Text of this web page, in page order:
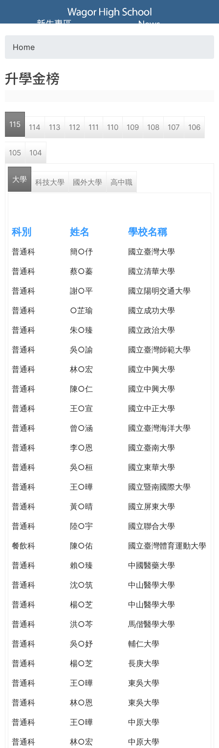
Jump to navigation
葳
格
高
中
學
格。
民。
TODAY
WORLD
TOMORROW
YOU
THE
PATH
GLOBAL
o
u
a
r
e
e
r
e
Home
升學金榜
115 114 113 112 111 110 109 108 107 106
105 104
大學 科技大學 國外大學 高中職
科別 姓名 學校名稱
普通科 簡○伃
國立臺灣大學
普通科
蔡○蓁
國立清華大學
普通科
謝○平
國立陽明交通大學
普通科
○芷瑜
國立成功大學
普通科
朱○臻
國立政治大學
普通科
吳○諭
國立臺灣師範大學
普通科
林○宏
國立中興大學
普通科
陳○仁
國立中興大學
普通科
王○宣
國立中正大學
普通科
曾○涵
國立臺灣海洋大學
普通科
李○恩
國立臺南大學
普通科
吳○桓
國立東華大學
普通科
王○曄
國立暨南國際大學
普通科
黃○晴
國立屏東大學
普通科
陸○宇
國立聯合大學
餐飲科
陳○佑
國立臺灣體育運動大學
普通科
賴○臻
中國醫藥大學
普通科
沈○筑
中山醫學大學
普通科
楊○芝
中山醫學大學
普通科
洪○芩
馬偕醫學大學
普通科
吳○妤
輔仁大學
普通科
楊○芝
長庚大學
普通科
王○曄
東吳大學
普通科
林○恩
東吳大學
普通科
王○曄
中原大學
普通科
林○宏
中原大學
新生專區 News